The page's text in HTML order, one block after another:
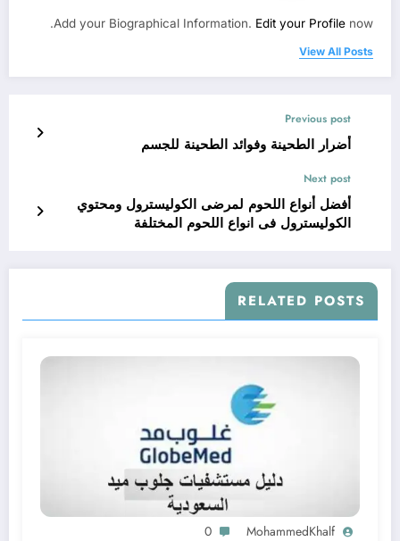
Add your Biographical Information. Edit your Profile now.
View All Posts
Previous post
أضرار الطحينة وفوائد الطحينة للجسم
Next post
أفضل أنواع اللحوم لمرضى الكوليسترول ومحتوي
الكوليسترول فى انواع اللحوم المختلفة
RELATED POSTS
MohammedKhalf
0